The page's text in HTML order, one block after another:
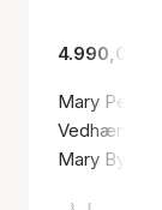
4.990,00
Mary
Vedhæng,
Mary By